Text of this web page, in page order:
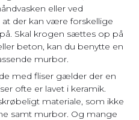
eller ved
der kan være forskellige
Skal krogen sættes op på
beton, kan du benytte en
murbor.
med fliser gælder der en
ofte er lavet i keramik.
materiale, som ikke
samt murbor. Og mange